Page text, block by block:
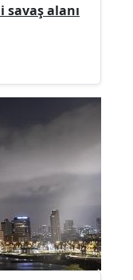
alanı